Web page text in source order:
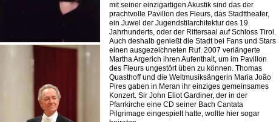
mit seiner einzigartigen Akustik sind das der
prachtvolle Pavillon des Fleurs, das Stadttheater,
ein Juwel der Jugendstilarchitektur des 19.
Jahrhunderts, oder der Rittersaal auf Schloss Tirol.
Auch deshalb genießt die Stadt bei Fans und Stars
einen ausgezeichneten Ruf. 2007 verlängerte
Martha Argerich ihren Aufenthalt, um im Pavillon
des Fleurs ungestört üben zu können. Thomas
Quasthoff und die Weltmusiksängerin Maria João
Pires gaben in Meran ihr einziges gemeinsames
Konzert. Sir John Eliot Gardiner, der in der
Pfarrkirche eine CD seiner Bach Cantata
Pilgrimage eingespielt hatte, wollte hier sogar